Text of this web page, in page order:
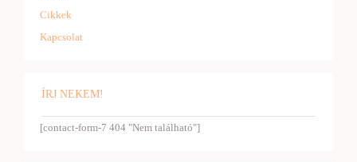
Cikkek
Kapcsolat
ÍRJ NEKEM!
[contact-form-7 404 "Nem található"]